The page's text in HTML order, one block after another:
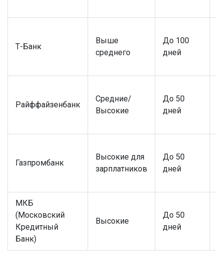
Т-Банк
Выше
среднего
До 100
дней
Райффайзенбанк
Средние/
Высокие
До 50
дней
Газпромбанк
Высокие для
зарплатников
До 50
дней
МКБ
(Московский
Кредитный
Банк)
Высокие
До 50
дней